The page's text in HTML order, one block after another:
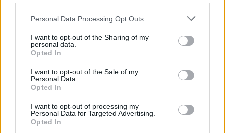
Please note that this website/app uses one or more Google
not limited to your visit or usage behaviour. You may click to
grant or deny consent to Google and its third-party tags to
use your data for below specified purposes in below Google
consent section.
Personal Data Processing Opt Outs
I want to opt-out of the Sharing of my
personal data.
Opted In
I want to opt-out of the Sale of my
Personal Data.
Opted In
I want to opt-out of processing my
Personal Data for Targeted Advertising.
Opted In
többé az ÁSZF-ekben vagy az
ügyfélszolgálati menüpontok között
keresgélni.
Facebook